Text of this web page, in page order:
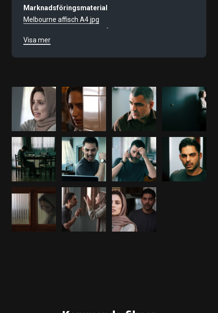
Marknadsföringsmaterial
Melbourne affisch A4 jpg
Filmnummer
9691
Visa mer